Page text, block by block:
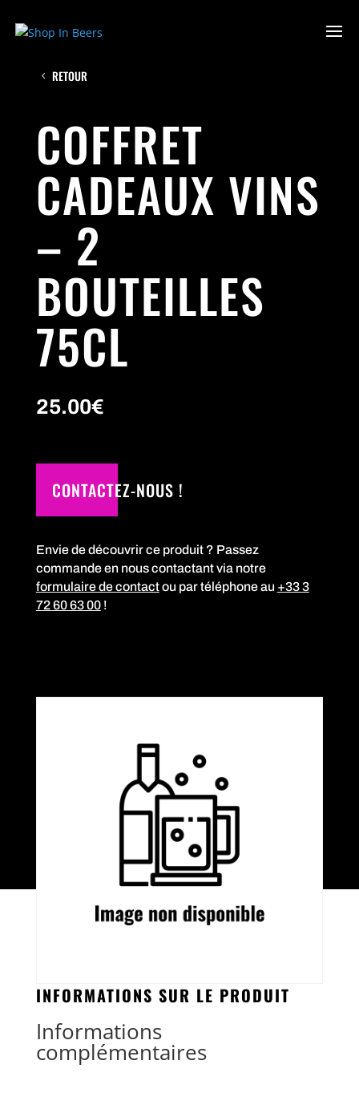
RETOUR
COFFRET
CADEAUX VINS
– 2
BOUTEILLES
75CL
25.00€
CONTACTEZ-NOUS !
Envie de découvrir ce produit ? Passez
commande en nous contactant via notre
formulaire de contactou par téléphone au +33 3
72 60 63 00!
INFORMATIONS SUR LE PRODUIT
Informations
complémentaires